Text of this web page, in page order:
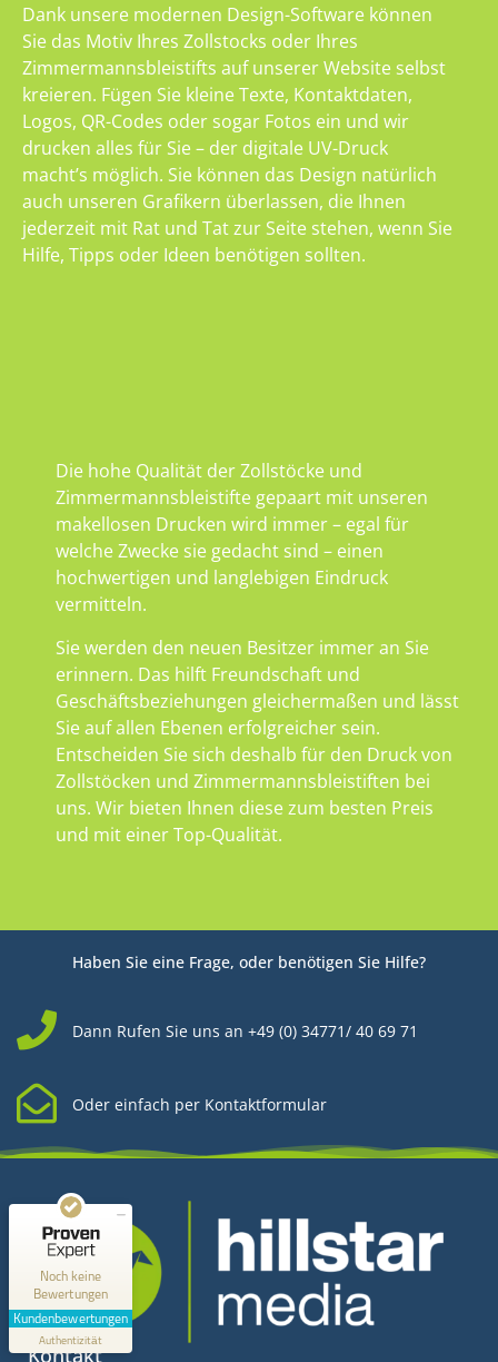
Dank unsere modernen Design-Software können
Sie das Motiv Ihres Zollstocks oder Ihres
Zimmermannsbleistifts auf unserer Website selbst
kreieren. Fügen Sie kleine Texte, Kontaktdaten,
Logos, QR-Codes oder sogar Fotos ein und wir
drucken alles für Sie – der digitale UV-Druck
macht’s möglich. Sie können das Design natürlich
auch unseren Grafikern überlassen, die Ihnen
jederzeit mit Rat und Tat zur Seite stehen, wenn Sie
Hilfe, Tipps oder Ideen benötigen sollten.
Die hohe Qualität der Zollstöcke und
Zimmermannsbleistifte gepaart mit unseren
makellosen Drucken wird immer – egal für
welche Zwecke sie gedacht sind – einen
hochwertigen und langlebigen Eindruck
vermitteln.
Sie werden den neuen Besitzer immer an Sie
erinnern. Das hilft Freundschaft und
Geschäftsbeziehungen gleichermaßen und lässt
Sie auf allen Ebenen erfolgreicher sein.
Entscheiden Sie sich deshalb für den Druck von
Zollstöcken und Zimmermannsbleistiften bei
uns. Wir bieten Ihnen diese zum besten Preis
und mit einer Top-Qualität.
Haben Sie eine Frage, oder benötigen Sie Hilfe?
Dann Rufen Sie uns an +49 (0) 34771/ 40 69 71
Oder einfach per Kontaktformular
Kontakt
Noch keine
Bewertungen
Kundenbewertungen
Authentizität
Kundenbewertungen und Erfahrungen zu
MANGELHAFT
0,00 / 5,00
Erfahren Sie mehr über dieses Bewertungssiegel
Profil ansehen